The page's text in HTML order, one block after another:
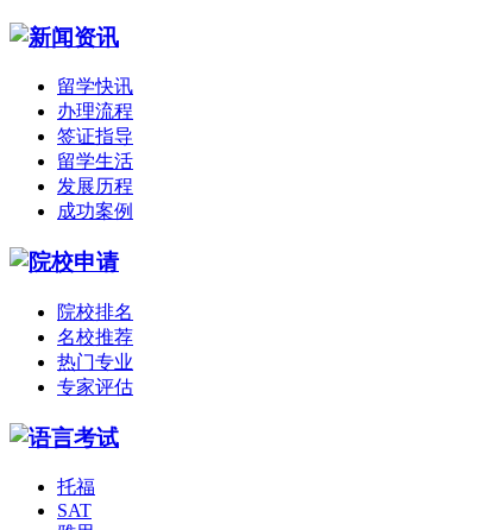
留学快讯
办理流程
签证指导
留学生活
发展历程
成功案例
院校排名
名校推荐
热门专业
专家评估
托福
SAT